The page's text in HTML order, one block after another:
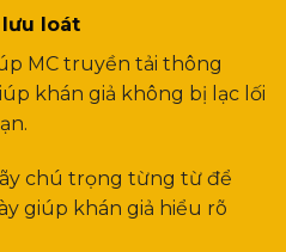
lưu loát
MC truyền tải thông
khán giả không bị lạc lối
chú trọng từng từ để
giúp khán giả hiểu rõ